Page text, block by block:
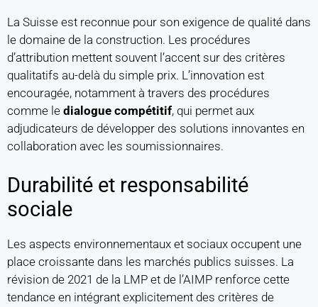
La Suisse est reconnue pour son exigence de qualité dans
le domaine de la construction. Les procédures
d’attribution mettent souvent l’accent sur des critères
qualitatifs au-delà du simple prix. L’innovation est
encouragée, notamment à travers des procédures
comme le dialogue compétitif, qui permet aux
adjudicateurs de développer des solutions innovantes en
collaboration avec les soumissionnaires.
Durabilité et responsabilité
sociale
Les aspects environnementaux et sociaux occupent une
place croissante dans les marchés publics suisses. La
révision de 2021 de la LMP et de l’AIMP renforce cette
tendance en intégrant explicitement des critères de